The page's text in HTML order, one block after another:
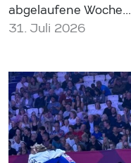
abgelaufene Woche…
31. Juli 2026